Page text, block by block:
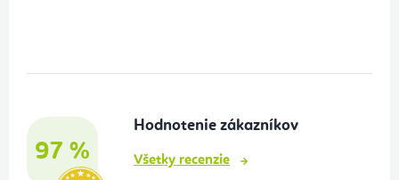
97 %
Hodnotenie zákazníkov
Všetky recenzie